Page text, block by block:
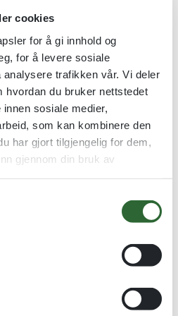
cookies
for å gi innhold og
for å levere sosiale
trafikken vår. Vi deler
hvordan du bruker nettstedet
sosiale medier,
som kan kombinere den
har gjort tilgjengelig for dem,
gjennom din bruk av
Rosetter BIS4
49cm - Perfekt til hund (BIS 4)
kr 245,00
Se alternativer